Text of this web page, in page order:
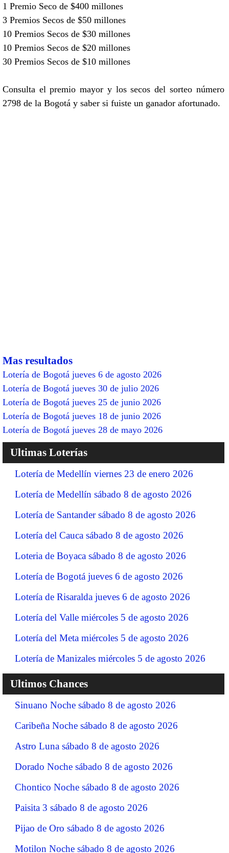
1 Premio Seco de $400 millones
3 Premios Secos de $50 millones
10 Premios Secos de $30 millones
10 Premios Secos de $20 millones
30 Premios Secos de $10 millones
Consulta el premio mayor y los secos del sorteo número
2798 de la Bogotá y saber si fuiste un ganador afortunado.
Mas resultados
Lotería de Bogotá jueves 6 de agosto 2026
Lotería de Bogotá jueves 30 de julio 2026
Lotería de Bogotá jueves 25 de junio 2026
Lotería de Bogotá jueves 18 de junio 2026
Lotería de Bogotá jueves 28 de mayo 2026
Ultimas Loterías
Lotería de Medellín viernes 23 de enero 2026
Lotería de Medellín sábado 8 de agosto 2026
Lotería de Santander sábado 8 de agosto 2026
Lotería del Cauca sábado 8 de agosto 2026
Loteria de Boyaca sábado 8 de agosto 2026
Lotería de Bogotá jueves 6 de agosto 2026
Lotería de Risaralda jueves 6 de agosto 2026
Lotería del Valle miércoles 5 de agosto 2026
Lotería del Meta miércoles 5 de agosto 2026
Lotería de Manizales miércoles 5 de agosto 2026
Ultimos Chances
Sinuano Noche sábado 8 de agosto 2026
Caribeña Noche sábado 8 de agosto 2026
Astro Luna sábado 8 de agosto 2026
Dorado Noche sábado 8 de agosto 2026
Chontico Noche sábado 8 de agosto 2026
Paisita 3 sábado 8 de agosto 2026
Pijao de Oro sábado 8 de agosto 2026
Motilon Noche sábado 8 de agosto 2026